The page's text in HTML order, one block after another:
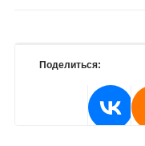
Поделиться: